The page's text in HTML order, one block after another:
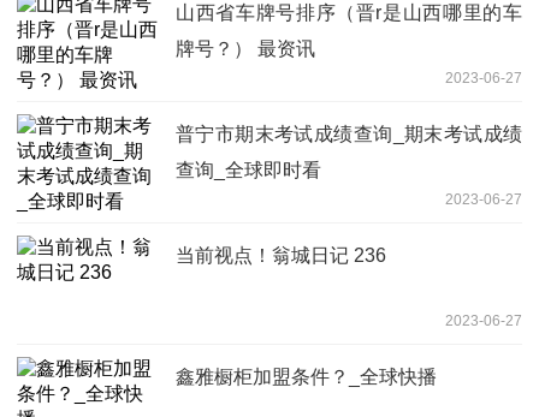
山西省车牌号排序（晋r是山西哪里的车
牌号？） 最资讯
2023-06-27
普宁市期末考试成绩查询_期末考试成绩
查询_全球即时看
2023-06-27
当前视点！翁城日记 236
2023-06-27
鑫雅橱柜加盟条件？_全球快播